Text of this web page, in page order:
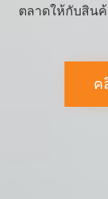
ตลาดให้กับสิน
ค